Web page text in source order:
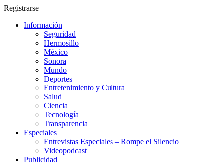
Registrarse
Información
Seguridad
Hermosillo
México
Sonora
Mundo
Deportes
Entretenimiento y Cultura
Salud
Ciencia
Tecnología
Transparencia
Especiales
Entrevistas Especiales – Rompe el Silencio
Videopodcast
Publicidad